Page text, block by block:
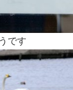
です